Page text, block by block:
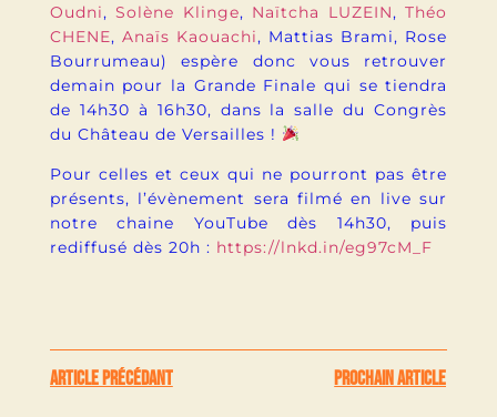
Oudni,Solène Klinge, Naïtcha LUZEIN,Théo
CHENE, Anaïs Kaouachi, Mattias Brami, Rose
Bourrumeau) espère donc vous retrouver
demain pour la Grande Finale qui se tiendra
de 14h30 à 16h30, dans la salle du Congrès
du Château de Versailles !
Pour celles et ceux qui ne pourront pas être
présents, l’évènement sera filmé en live sur
notre chaine YouTube dès 14h30, puis
rediffusé dès 20h : https://lnkd.in/eg97cM_F
ARTICLE PRÉCÉDANT PROCHAIN ARTICLE